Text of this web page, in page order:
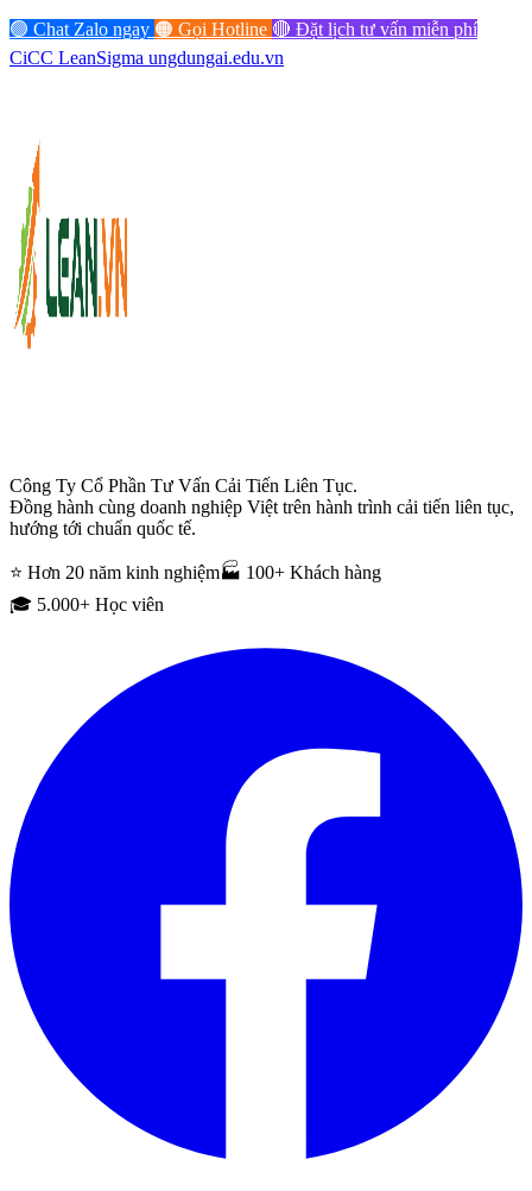
🟢 Chat Zalo ngay 🟠 Gọi Hotline 🔴 Đặt lịch tư vấn miễn phí
CiCC LeanSigma ungdungai.edu.vn
Công Ty Cổ Phần Tư Vấn Cải Tiến Liên Tục.
Đồng hành cùng doanh nghiệp Việt trên hành trình cải tiến liên tục,
hướng tới chuẩn quốc tế.
⭐ Hơn 20 năm kinh nghiệm🏭 100+ Khách hàng
🎓 5.000+ Học viên